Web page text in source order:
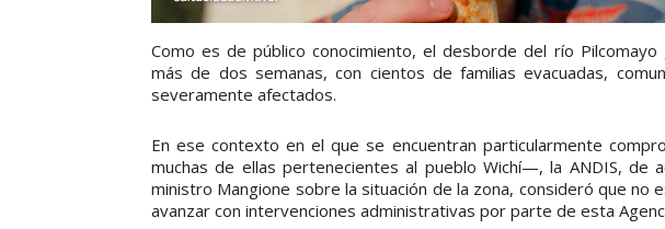
Como es de público conocimiento, el desborde del río
más de dos semanas, con cientos de familias evacuadas,
severamente afectados.
En ese contexto en el que se encuentran particularmente
muchas de ellas pertenecientes al pueblo Wichí—, la ANDIS, de
ministro Mangione sobre la situación de la zona, consideró que no
avanzar con intervenciones administrativas por parte de esta